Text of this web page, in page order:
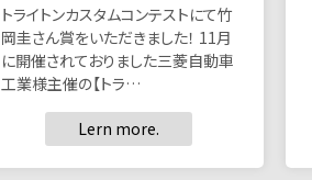
トライトンカスタムコンテストにて竹
岡圭さん賞をいただきました！ 11月
に開催されておりました三菱自動車
工業様主催の【トラ…
Lern more.